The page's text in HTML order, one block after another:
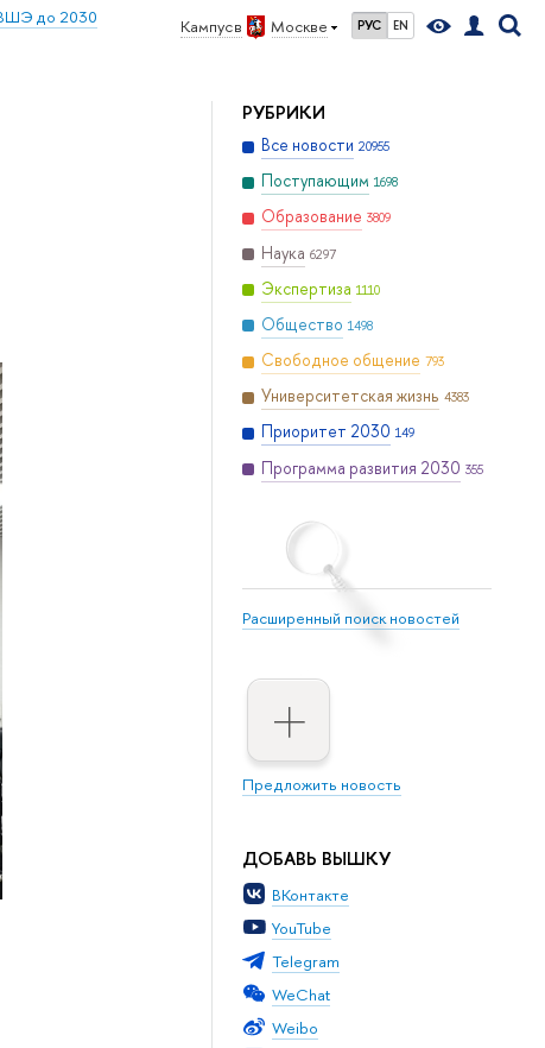
Кампус в Москве РУС EN
до 2030
РУБРИКИ
Все новости 20955
Поступающим 1698
Образование 3809
Наука 6297
Экспертиза 1110
Общество 1498
Свободное общение 793
Университетская жизнь 4383
Приоритет 2030 149
Программа развития 2030 355
Расширенный поиск новостей
Предложить новость
ДОБАВЬ ВЫШКУ
ВКонтакте
YouTube
Telegram
WeChat
Weibo